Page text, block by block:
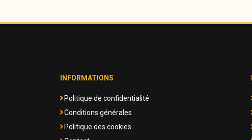
INFORMATIONS
Politique de confidentialité
Conditions générales
Politique des cookies